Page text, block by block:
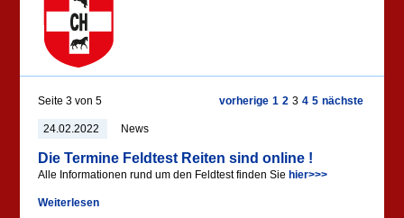
Seite 3 von 5 vorherige 1 2 3 4 5 nächste
24.02.2022 News
Die Termine Feldtest Reiten sind online !
Alle Informationen rund um den Feldtest finden Sie hier>>>
Weiterlesen